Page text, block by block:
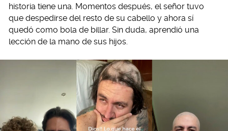
historia tiene una. Momentos después, el señor tuvo
que despedirse del resto de su cabello y ahora sí
quedó como bola de billar. Sin duda, aprendió una
lección de la mano de sus hijos.